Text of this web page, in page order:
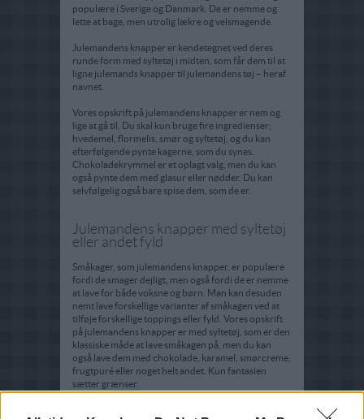
populære i Sverige og Danmark. De er nemme og
lette at bage, men utrolig lækre og velsmagende.
Julemandens knapper er kendetegnet ved deres
runde form med syltetøj i midten, som får dem til at
ligne julemands knapper til julemandens tøj – heraf
navnet.
Vores opskrift på julemandens knapper er nem og
lige at gå til. Du skal kun bruge fire ingredienser;
hvedemel, flormelis, smør og syltetøj, og du kan
efterfølgende pynte kagerne, som du synes.
Chokoladekrymmel er et oplagt valg, men du kan
også pynte dem med glasur eller nødder. Du kan
selvfølgelig også bare spise dem, som de er.
Julemandens knapper med syltetøj
eller andet fyld
Småkager, som julemandens knapper, er populære
fordi de smager dejligt, men også fordi de er nemme
at lave for både voksne og børn. Man kan desuden
nemt lave forskellige varianter af småkagen ved at
tilføje forskellige toppings eller fyld. Vores opskrift
på julemandens knapper er med syltetøj, som er den
klassiske måde at lave småkagen på, men du kan
også lave dem med chokolade, karamel, smørcreme,
frugtpuré eller noget helt andet. Kun fantasien
sætter grænser.